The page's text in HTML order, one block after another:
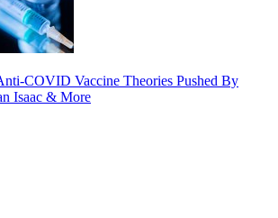
COVID Vaccine Theories Pushed By
Isaac & More